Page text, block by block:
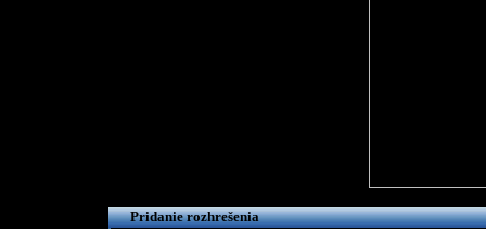
Pridanie rozhrešenia